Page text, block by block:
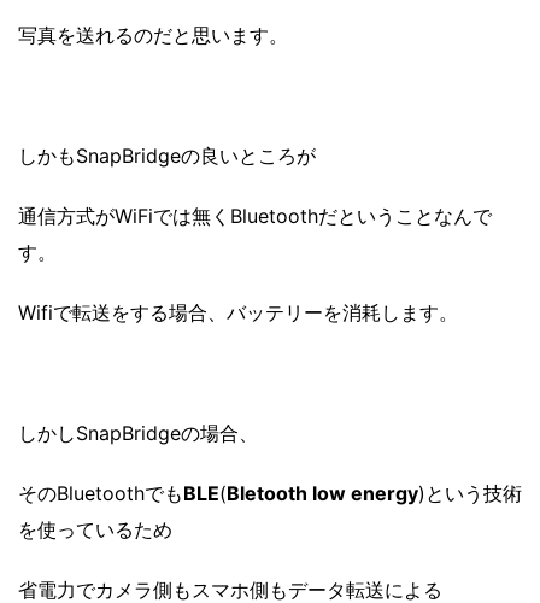
写真を送れるのだと思います。
しかもSnapBridgeの良いところが
通信方式がWiFiでは無くBluetoothだということなんで
す。
Wifiで転送をする場合、バッテリーを消耗します。
しかしSnapBridgeの場合、
そのBluetoothでもBLE(Bletooth low energy)という技術
を使っているため
省電力でカメラ側もスマホ側もデータ転送による